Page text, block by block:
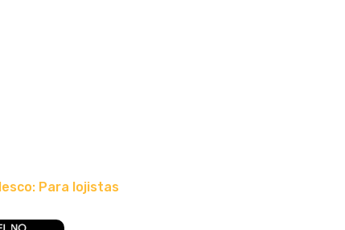
Para lojistas